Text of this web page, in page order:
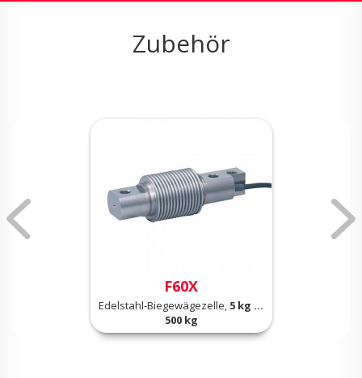
Zubehör
F60X
Edelstahl-Biegewägezelle, 5 kg ...
500 kg